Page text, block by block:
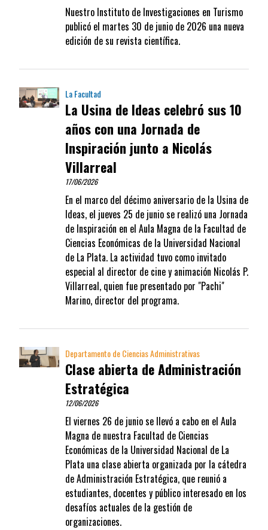
Nuestro Instituto de Investigaciones en Turismo
publicó el martes 30 de junio de 2026 una nueva
edición de su revista científica.
La Facultad
La Usina de Ideas celebró sus 10
años con una Jornada de
Inspiración junto a Nicolás
Villarreal
17/06/2026
En el marco del décimo aniversario de la Usina de
Ideas, el jueves 25 de junio se realizó una Jornada
de Inspiración en el Aula Magna de la Facultad de
Ciencias Económicas de la Universidad Nacional
de La Plata. La actividad tuvo como invitado
especial al director de cine y animación Nicolás P.
Villarreal, quien fue presentado por "Pachi"
Marino, director del programa.
Departamento de Ciencias Administrativas
Clase abierta de Administración
Estratégica
12/06/2026
El viernes 26 de junio se llevó a cabo en el Aula
Magna de nuestra Facultad de Ciencias
Económicas de la Universidad Nacional de La
Plata una clase abierta organizada por la cátedra
de Administración Estratégica, que reunió a
estudiantes, docentes y público interesado en los
desafíos actuales de la gestión de
organizaciones.